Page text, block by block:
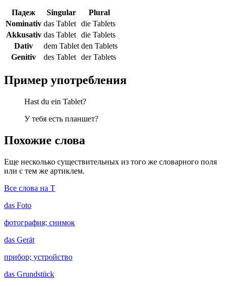
Падеж Singular
Plural
Nominativ das Tablet die Tablets
Akkusativ das Tablet die Tablets
Dativ
dem Tablet den Tablets
Genitiv
des Tablet der Tablets
Пример употребления
Hast du ein Tablet?
У тебя есть планшет?
Похожие слова
Еще несколько существительных из того же словарного поля
или с тем же артиклем.
Все слова на T
das Foto
фотография; снимок
das Gerät
прибор; устройство
das Grundstück